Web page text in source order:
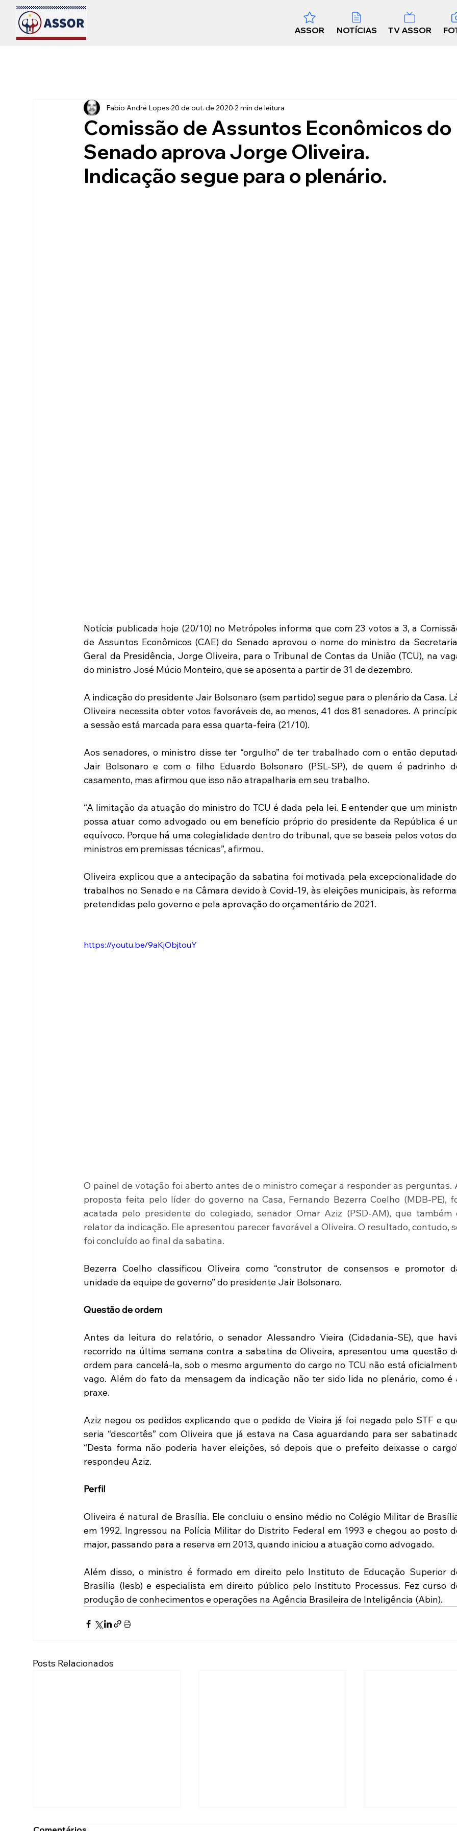
ASSOR NOTÍCIAS TV ASSOR
Comissão de Assuntos Econômicos do
Senado aprova Jorge Oliveira.
Indicação segue para o plenário.
Fabio André Lopes 20 de out. de 2020 2 min de leitura
Notícia publicada hoje (20/10) no Metrópoles informa que com 23 votos a 3, a
de Assuntos Econômicos (CAE) do Senado aprovou o nome do ministro da
Geral da Presidência, Jorge Oliveira, para o Tribunal de Contas da União (TCU), na
do ministro José Múcio Monteiro, que se aposenta a partir de 31 de dezembro.
A indicação do presidente Jair Bolsonaro (sem partido) segue para o plenário da Casa.
Oliveira necessita obter votos favoráveis de, ao menos, 41 dos 81 senadores. A
a sessão está marcada para essa quarta-feira (21/10).
Aos senadores, o ministro disse ter “orgulho” de ter trabalhado com o então
Jair Bolsonaro e com o filho Eduardo Bolsonaro (PSL-SP), de quem é padrinho
casamento, mas afirmou que isso não atrapalharia em seu trabalho.
“A limitação da atuação do ministro do TCU é dada pela lei. E entender que um
possa atuar como advogado ou em benefício próprio do presidente da República é
equívoco. Porque há uma colegialidade dentro do tribunal, que se baseia pelos votos
ministros em premissas técnicas”, afirmou.
Oliveira explicou que a antecipação da sabatina foi motivada pela excepcionalidade
trabalhos no Senado e na Câmara devido à Covid-19, às eleições municipais, às
pretendidas pelo governo e pela aprovação do orçamentário de 2021.
https://youtu.be/9aKjObjtouY
O painel de votação foi aberto antes de o ministro começar a responder as perguntas.
proposta feita pelo líder do governo na Casa, Fernando Bezerra Coelho (MDB-PE),
acatada pelo presidente do colegiado, senador Omar Aziz (PSD-AM), que também
relator da indicação. Ele apresentou parecer favorável a Oliveira. O resultado, contudo,
foi concluído ao final da sabatina.
Bezerra Coelho classificou Oliveira como “construtor de consensos e promotor
unidade da equipe de governo” do presidente Jair Bolsonaro.
Questão de ordem
Antes da leitura do relatório, o senador Alessandro Vieira (Cidadania-SE), que
recorrido na última semana contra a sabatina de Oliveira, apresentou uma questão
ordem para cancelá-la, sob o mesmo argumento do cargo no TCU não está
vago. Além do fato da mensagem da indicação não ter sido lida no plenário, como é
praxe.
Aziz negou os pedidos explicando que o pedido de Vieira já foi negado pelo STF e
seria “descortês” com Oliveira que já estava na Casa aguardando para ser
“Desta forma não poderia haver eleições, só depois que o prefeito deixasse o
respondeu Aziz.
Perfil
Oliveira é natural de Brasília. Ele concluiu o ensino médio no Colégio Militar de
em 1992. Ingressou na Polícia Militar do Distrito Federal em 1993 e chegou ao posto
major, passando para a reserva em 2013, quando iniciou a atuação como advogado.
Além disso, o ministro é formado em direito pelo Instituto de Educação Superior
Brasília (Iesb) e especialista em direito público pelo Instituto Processus. Fez curso
produção de conhecimentos e operações na Agência Brasileira de Inteligência (Abin).
Posts Relacionados